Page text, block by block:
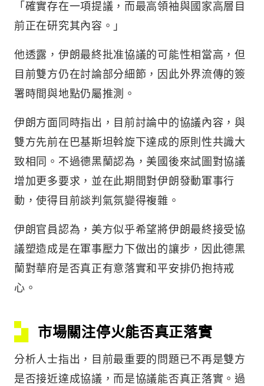
「確實存在一項提議，而最高領袖與國家高層目
前正在研究其內容。」
他透露，伊朗最終批准協議的可能性相當高，但
目前雙方仍在討論部分細節，因此外界流傳的簽
署時間與地點仍屬推測。
伊朗方面同時指出，目前討論中的協議內容，與
雙方先前在巴基斯坦斡旋下達成的原則性共識大
致相同。不過德黑蘭認為，美國後來試圖對協議
增加更多要求，並在此期間對伊朗發動軍事行
動，使得目前談判氣氛變得複雜。
伊朗官員認為，美方似乎希望將伊朗最終接受協
議塑造成是在軍事壓力下做出的讓步，因此德黑
蘭對華府是否真正有意落實和平安排仍抱持戒
心。
市場關注停火能否真正落實
分析人士指出，目前最重要的問題已不再是雙方
是否接近達成協議，而是協議能否真正落實。過